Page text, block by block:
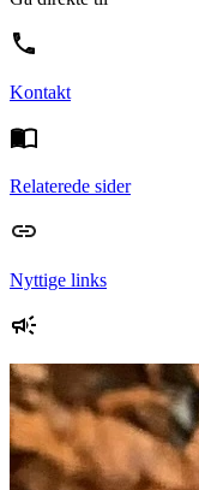
Kontakt
Relaterede sider
Nyttige links